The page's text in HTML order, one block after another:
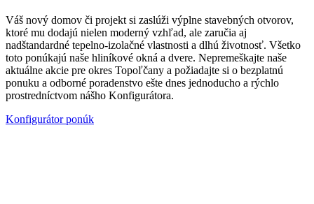
Váš nový domov či projekt si zaslúži výplne stavebných otvorov,
ktoré mu dodajú nielen moderný vzhľad, ale zaručia aj
nadštandardné tepelno-izolačné vlastnosti a dlhú životnosť. Všetko
toto ponúkajú naše hliníkové okná a dvere. Nepremeškajte naše
aktuálne akcie pre okres Topoľčany a požiadajte si o bezplatnú
ponuku a odborné poradenstvo ešte dnes jednoducho a rýchlo
prostredníctvom nášho Konfigurátora.
Konfigurátor ponúk